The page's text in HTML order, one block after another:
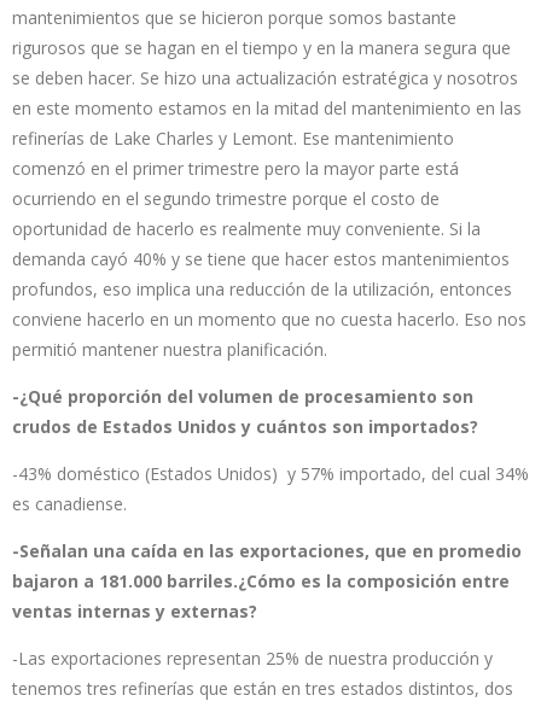
mantenimientos que se hicieron porque somos bastante
rigurosos que se hagan en el tiempo y en la manera segura que
se deben hacer. Se hizo una actualización estratégica y nosotros
en este momento estamos en la mitad del mantenimiento en las
refinerías de Lake Charles y Lemont. Ese mantenimiento
comenzó en el primer trimestre pero la mayor parte está
ocurriendo en el segundo trimestre porque el costo de
oportunidad de hacerlo es realmente muy conveniente. Si la
demanda cayó 40% y se tiene que hacer estos mantenimientos
profundos, eso implica una reducción de la utilización, entonces
conviene hacerlo en un momento que no cuesta hacerlo. Eso nos
permitió mantener nuestra planificación.
-¿Qué proporción del volumen de procesamiento son
crudos de Estados Unidos y cuántos son importados?
-43% doméstico (Estados Unidos) y 57% importado, del cual 34%
es canadiense.
-Señalan una caída en las exportaciones, que en promedio
bajaron a 181.000 barriles.¿Cómo es la composición entre
ventas internas y externas?
-Las exportaciones representan 25% de nuestra producción y
tenemos tres refinerías que están en tres estados distintos, dos